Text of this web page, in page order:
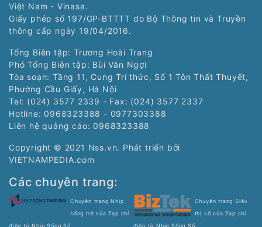
Việt Nam - Vinasa.
Giấy phép số 197/GP-BTTTT do Bộ Thông tin và Truyền
thông cấp ngày 19/04/2016.
Tổng Biên tập: Trương Hoài Trang
Phó Tổng Biên tập: Bùi Văn Ngợi
Tòa soạn: Tầng 11, Cung Trí thức, Số 1 Tôn Thất Thuyết,
Phường Cầu Giấy, Hà Nội
Tel: (024) 3577 2339 - Fax: (024) 3577 2337
Hotline: 0968323388 - 0977303388
Liên hệ quảng cáo: 0968323388
Copyright © 2021 Nss.vn. Phát triển bởi
VIETNAMPEDIA.com
Các chuyên trang:
Chuyên trang Nhịp
sống trẻ của Tạp chí
điện tử Nhịp Sống Số
Chuyên trang Siêu
thị số của Tạp chí
điện tử Nhịp Sống Số